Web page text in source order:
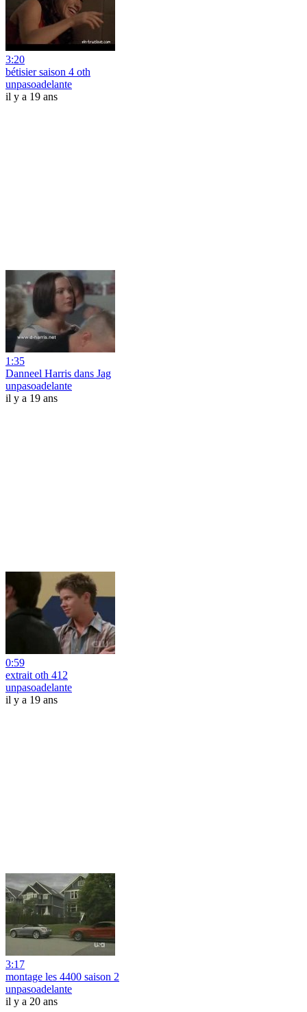
3:20
bétisier saison 4 oth
unpasoadelante
il y a 19 ans
1:35
Danneel Harris dans Jag
unpasoadelante
il y a 19 ans
0:59
extrait oth 412
unpasoadelante
il y a 19 ans
3:17
montage les 4400 saison 2
unpasoadelante
il y a 20 ans